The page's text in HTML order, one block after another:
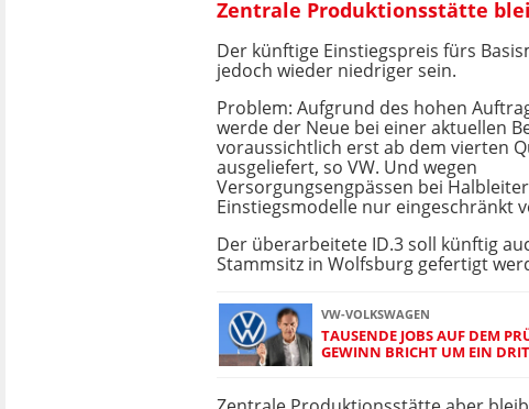
Zentrale Produktionsstätte
Der künftige Einstiegspreis fürs
jedoch wieder niedriger sein.
Problem: Aufgrund des hohen
werde der Neue bei einer aktuellen
voraussichtlich erst ab dem vierten
ausgeliefert, so VW. Und wegen
Versorgungsengpässen bei
Einstiegsmodelle nur eingeschränkt
Der überarbeitete ID.3 soll künftig
Stammsitz in Wolfsburg gefertigt
VW-VOLKSWAGEN
TAUSENDE JOBS AUF DEM
GEWINN BRICHT UM EIN